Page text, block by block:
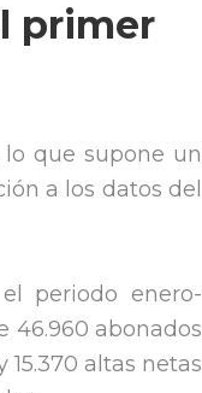
primer
lo que supone un
a los datos del
periodo enero-
46.960 abonados
altas netas